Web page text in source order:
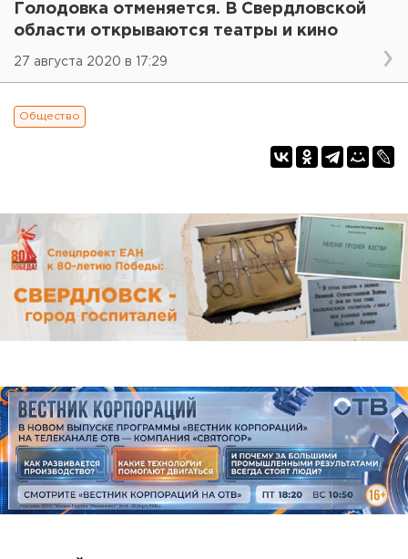
Голодовка отменяется. В Свердловской
области открываются театры и кино
27 августа 2020 в 17:29
Общество